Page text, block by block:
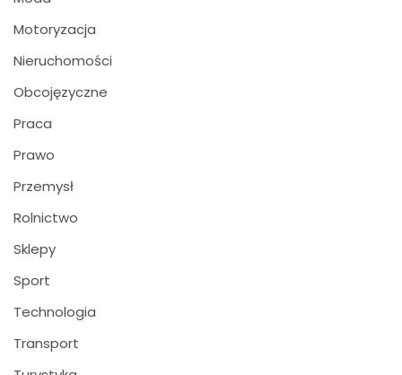
Motoryzacja
Nieruchomości
Obcojęzyczne
Praca
Prawo
Przemysł
Rolnictwo
Sklepy
Sport
Technologia
Transport